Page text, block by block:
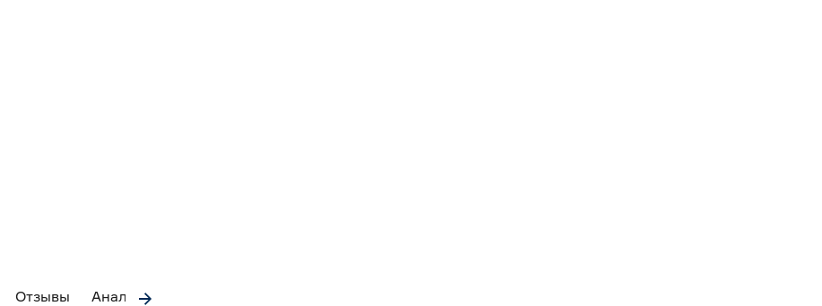
Отзывы Аналоги